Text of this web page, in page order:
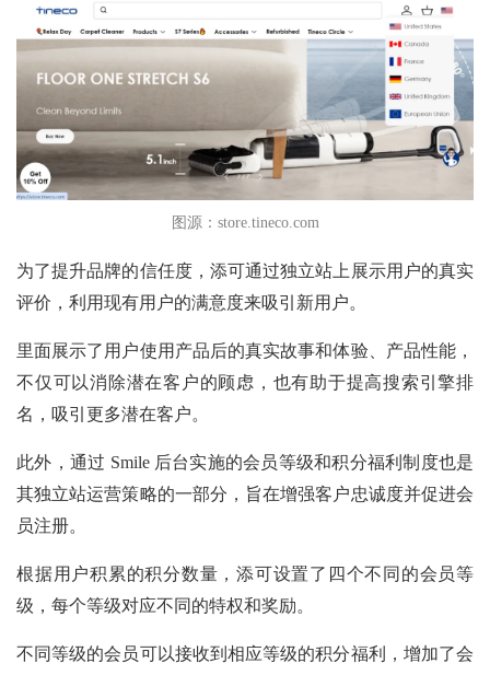
图源：store.tineco.com
为了提升品牌的信任度，添可通过独立站上展示用户的真实
评价，利用现有用户的满意度来吸引新用户。
里面展示了用户使用产品后的真实故事和体验、产品性能，
不仅可以消除潜在客户的顾虑，也有助于提高搜索引擎排
名，吸引更多潜在客户。
此外，通过 Smile 后台实施的会员等级和积分福利制度也是
其独立站运营策略的一部分，旨在增强客户忠诚度并促进会
员注册。
根据用户积累的积分数量，添可设置了四个不同的会员等
级，每个等级对应不同的特权和奖励。
不同等级的会员可以接收到相应等级的积分福利，增加了会